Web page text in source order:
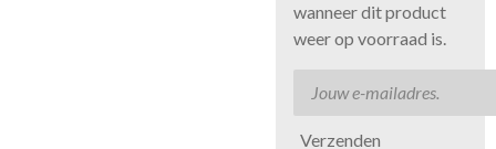
wanneer dit product
weer op voorraad is.
Verzenden